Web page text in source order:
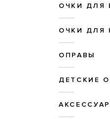
ОЧКИ ДЛЯ
ОЧКИ ДЛЯ
ОПРАВЫ
ДЕТСКИЕ